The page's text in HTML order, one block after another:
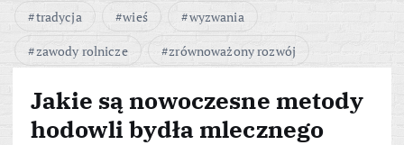
tradycja
wieś
wyzwania
zawody rolnicze
zrównoważony rozwój
Jakie są nowoczesne metody
hodowli bydła mlecznego